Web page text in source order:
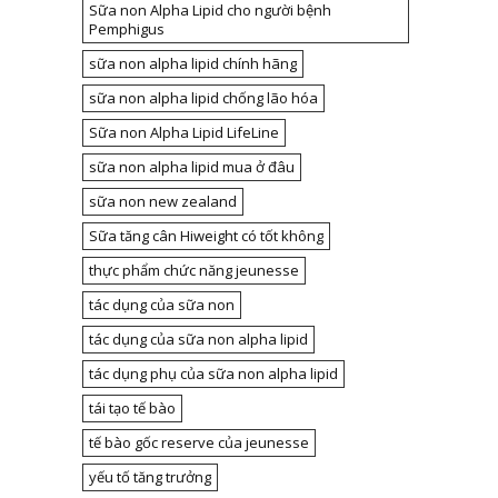
Sữa non Alpha Lipid cho người bệnh
Pemphigus
sữa non alpha lipid chính hãng
sữa non alpha lipid chống lão hóa
Sữa non Alpha Lipid LifeLine
sữa non alpha lipid mua ở đâu
sữa non new zealand
Sữa tăng cân Hiweight có tốt không
thực phẩm chức năng jeunesse
tác dụng của sữa non
tác dụng của sữa non alpha lipid
tác dụng phụ của sữa non alpha lipid
tái tạo tế bào
tế bào gốc reserve của jeunesse
yếu tố tăng trưởng